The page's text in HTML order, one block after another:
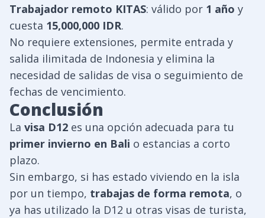
Trabajador remoto KITAS: válido por 1 año y
cuesta 15,000,000 IDR.
No requiere extensiones, permite entrada y
salida ilimitada de Indonesia y elimina la
necesidad de salidas de visa o seguimiento de
fechas de vencimiento.
Conclusión
La visa D12 es una opción adecuada para tu
primer invierno en Bali o estancias a corto
plazo.
Sin embargo, si has estado viviendo en la isla
por un tiempo, trabajas de forma remota, o
ya has utilizado la D12 u otras visas de turista,